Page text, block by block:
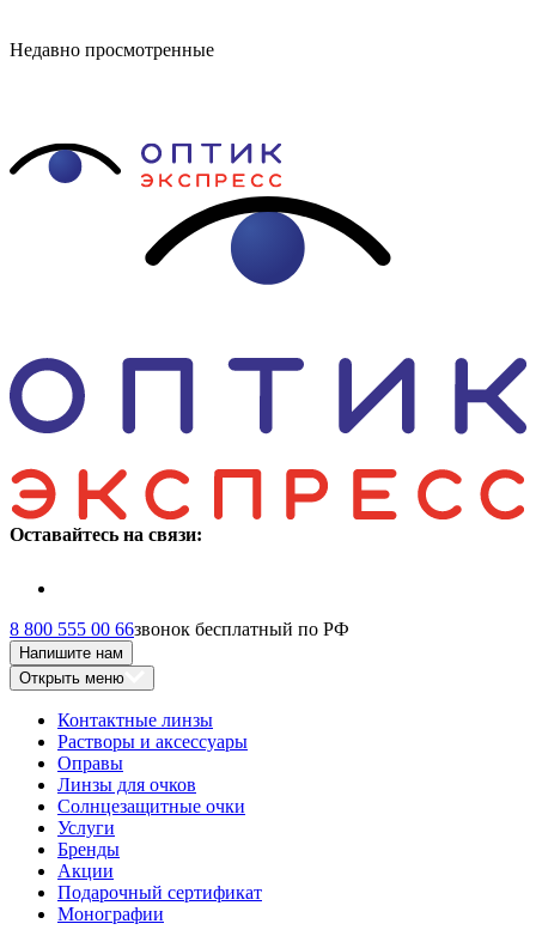
Недавно просмотренные
Оставайтесь на связи:
8 800 555 00 66звонок бесплатный по РФ
Напишите нам
Открыть меню
Контактные линзы
Растворы и аксессуары
Оправы
Линзы для очков
Солнцезащитные очки
Услуги
Бренды
Акции
Подарочный сертификат
Монографии